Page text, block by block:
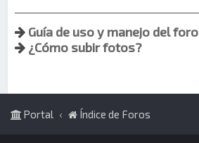
Guía de uso y manejo del foro
¿Cómo subir fotos?
Portal Índice de Foros